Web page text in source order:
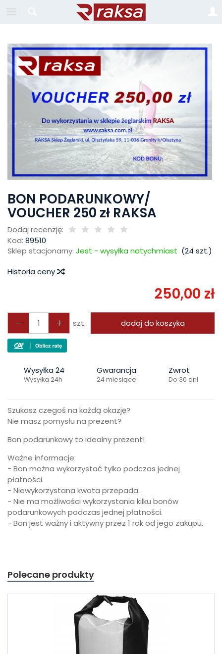
BON PODARUNKOWY/
VOUCHER 250 zł RAKSA
Dodaj recenzję:
Kod: 89510
Sklep stacjonarny: Jest - wysyłka natychmiast (24 szt.)
Historia ceny
250,00 zł
szt. dodaj do koszyka
Wysyłka 24
Wysyłka 24h
Gwarancja
24 miesiące
Zwrot
Do 30 dni
Szukasz czegoś na każdą okazję?
Nie masz pomysłu na prezent?
Bon podarunkowy to idealny prezent!
Ważne informacje:
- Bon można wykorzystać tylko podczas jednej
płatności.
- Niewykorzystana kwota przepada.
- Nie ma możliwości wykorzystania kilku bonów
podarunkowych podczas jednej płatności.
- Bon jest ważny i aktywny przez 1 rok od jego zakupu.
Polecane produkty